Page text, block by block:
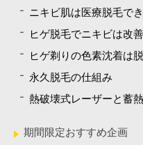
ニキビ肌は医療脱毛で
ヒゲ脱毛でニキビは改
ヒゲ剃りの色素沈着は
永久脱毛の仕組み
熱破壊式レーザーと蓄
期間限定おすすめ企画